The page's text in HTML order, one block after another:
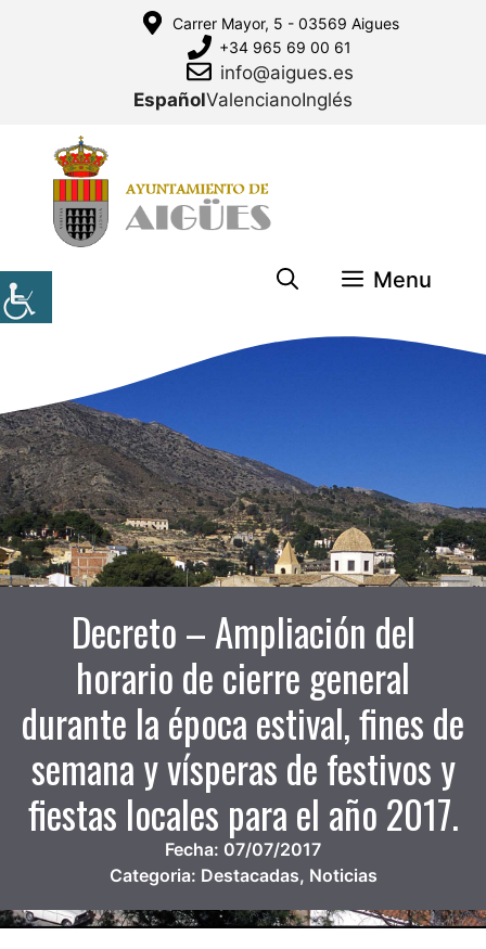
Carrer Mayor, 5 - 03569 Aigues
+34 965 69 00 61
info@aigues.es
EspañolValencianoInglés
Menu
Decreto – Ampliación del
horario de cierre general
durante la época estival, fines de
semana y vísperas de festivos y
fiestas locales para el año 2017.
Fecha: 07/07/2017
Categoria: Destacadas, Noticias